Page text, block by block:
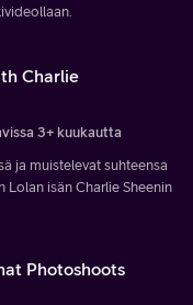
Charlie
3+ kuukautta
ja muistelevat suhteensa
Lolan isän Charlie Sheenin
Photoshoots